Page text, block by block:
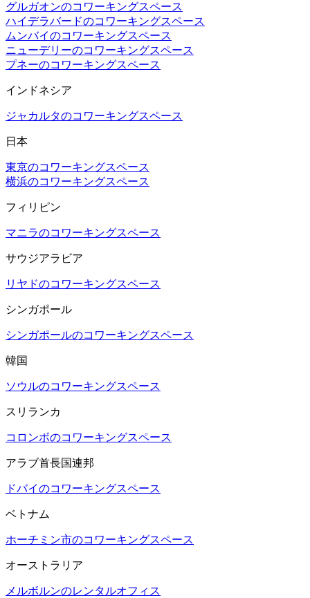
グルガオンのコワーキングスペース
ハイデラバードのコワーキングスペース
ムンバイのコワーキングスペース
ニューデリーのコワーキングスペース
プネーのコワーキングスペース
インドネシア
ジャカルタのコワーキングスペース
日本
東京のコワーキングスペース
横浜のコワーキングスペース
フィリピン
マニラのコワーキングスペース
サウジアラビア
リヤドのコワーキングスペース
シンガポール
シンガポールのコワーキングスペース
韓国
ソウルのコワーキングスペース
スリランカ
コロンボのコワーキングスペース
アラブ首長国連邦
ドバイのコワーキングスペース
ベトナム
ホーチミン市のコワーキングスペース
オーストラリア
メルボルンのレンタルオフィス